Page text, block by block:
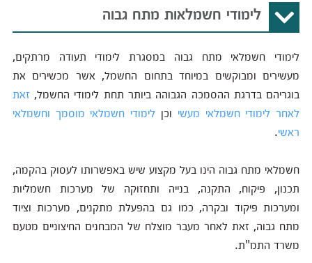
לימודי חשמלאות מתח גבוה
לימודי חשמלאי מתח גבוה במסגרת לימודי תעודה מרתקים,
מעשירים ומבוקשים במיוחד בתחום החשמל, אשר מכשירים את
בוגריהם בדרגת ההסמכה הגבוהה ביותר תחת לימודי החשמל, זאת
לאחר לימודי חשמלאי מעשי וכן לימודי חשמלאי מוסמך וחשמלאי
ראשי.
חשמלאי מתח גבוה הינו בעל מקצוע שיש באפשרותו לעסוק בהקמה,
תכנון, פיקוח, התקנה, בנייה ותחזוקה של מערכות חשמליות
ומערכות פיקוד ובקרה, כמו גם בהפעלת מתקנים, מערכות וציוד
מתח גבוה, זאת לאחר מעבר מוצלח של המבחנים החיצוניים מטעם
משרד התמ"ת.